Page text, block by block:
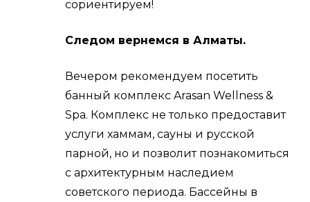
сориентируем!
Следом вернемся в Алматы.
Вечером рекомендуем посетить
банный комплекс Arasan Wellness &
Spa. Комплекс не только предоставит
услуги хаммам, сауны и русской
парной, но и позволит познакомиться
с архитектурным наследием
советского периода. Бассейны в